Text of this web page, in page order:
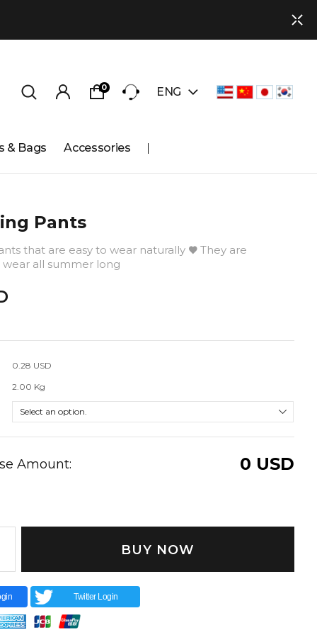
0 ENG
& Bags Accessories
Pants
that are easy to wear naturally ♥ They are
all summer long
0.28 USD
2.00 Kg
Amount: 0 USD
BUY NOW
Twitter Login